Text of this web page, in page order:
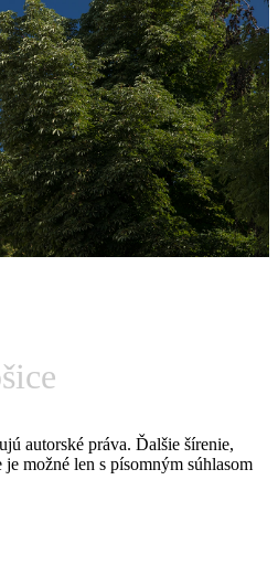
autorské práva. Ďalšie šírenie,
možné len s písomným súhlasom